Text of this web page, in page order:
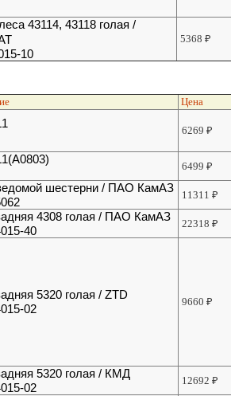
43114, 43118 голая /
10
5368₽
Цена
6269₽
6499₽
шестерни / ПАО КамАЗ
11311₽
4308 голая / ПАО КамАЗ
40
22318₽
5320 голая / ZTD
02
9660₽
5320 голая / КМД
02
12692₽